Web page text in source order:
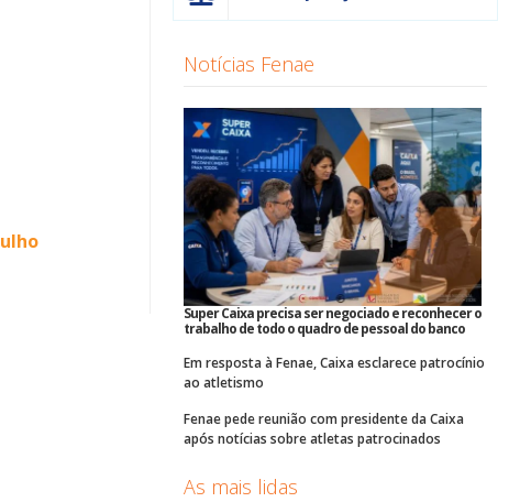
Notícias Fenae
Super Caixa precisa ser negociado e reconhecer o
trabalho de todo o quadro de pessoal do banco
Em resposta à Fenae, Caixa esclarece patrocínio
ao atletismo
Fenae pede reunião com presidente da Caixa
após notícias sobre atletas patrocinados
As mais lidas